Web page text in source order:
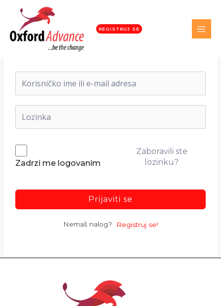
REGISTRUJ SE
Dobrodošli nazad!
Zadrzi me logovanim
Zaboravili ste
lozinku?
Prijaviti se
Nemaš nalog? Registruj se!